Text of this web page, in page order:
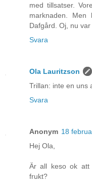
med tillsatser.
marknaden. Men
Dafgård. Oj, nu
Svara
Ola Lauritzson
Trillan: inte en uns
Svara
Anonym 18
Hej Ola,
Är all keso ok att
frukt?